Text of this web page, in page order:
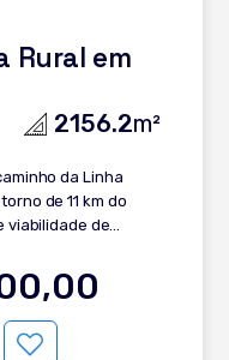
Rural em
2156.2m²
de 11 km do
pode ser seu!